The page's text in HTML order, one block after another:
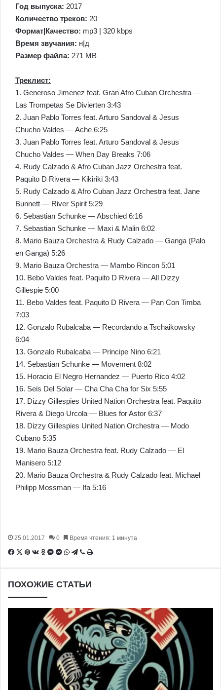
Год выпуска: 2017
Количество треков: 20
Формат|Качество: mp3 | 320 kbps
Время звучания: н|д
Размер файла: 271 MB
Треклист:
1. Generoso Jimenez feat. Gran Afro Cuban Orchestra —
Las Trompetas Se Divierten 3:43
2. Juan Pablo Torres feat. Arturo Sandoval & Jesus
Chucho Valdes — Ache 6:25
3. Juan Pablo Torres feat. Arturo Sandoval & Jesus
Chucho Valdes — When Day Breaks 7:06
4. Rudy Calzado & Afro Cuban Jazz Orchestra feat.
Paquito D Rivera — Kikiriki 3:43
5. Rudy Calzado & Afro Cuban Jazz Orchestra feat. Jane
Bunnett — River Spirit 5:29
6. Sebastian Schunke — Abschied 6:16
7. Sebastian Schunke — Maxi & Malin 6:02
8. Mario Bauza Orchestra & Rudy Calzado — Ganga (Palo
en Ganga) 5:26
9. Mario Bauza Orchestra — Mambo Rincon 5:01
10. Bebo Valdes feat. Paquito D Rivera — All Dizzy
Gillespie 5:00
11. Bebo Valdes feat. Paquito D Rivera — Pan Con Timba
7:03
12. Gonzalo Rubalcaba — Recordando a Tschaikowsky
6:04
13. Gonzalo Rubalcaba — Principe Nino 6:21
14. Sebastian Schunke — Movement 8:02
15. Horacio El Negro Hernandez — Puerto Rico 4:02
16. Seis Del Solar — Cha Cha Cha for Six 5:55
17. Dizzy Gillespies United Nation Orchestra feat. Paquito
Rivera & Diego Urcola — Blues for Astor 6:37
18. Dizzy Gillespies United Nation Orchestra — Modo
Cubano 5:35
19. Mario Bauza Orchestra feat. Rudy Calzado — El
Manisero 5:12
20. Mario Bauza Orchestra & Rudy Calzado feat. Michael
Philipp Mossman — Ifa 5:16
25.01.2017 0 Время чтения: 1 минута
Facebook
X Pinterest
Вконтакте
Одноклассники
Messenger
Messenger
WhatsApp
Telegram
ViberПечатать
ПОХОЖИЕ СТАТЬИ